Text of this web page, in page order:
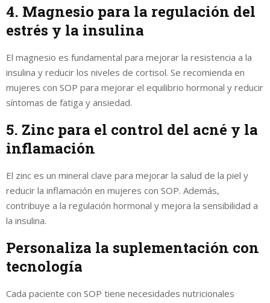
4. Magnesio para la regulación del
estrés y la insulina
El magnesio es fundamental para mejorar la resistencia a la
insulina y reducir los niveles de cortisol. Se recomienda en
mujeres con SOP para mejorar el equilibrio hormonal y reducir
síntomas de fatiga y ansiedad.
5. Zinc para el control del acné y la
inflamación
El zinc es un mineral clave para mejorar la salud de la piel y
reducir la inflamación en mujeres con SOP. Además,
contribuye a la regulación hormonal y mejora la sensibilidad a
la insulina.
Personaliza la suplementación con
tecnología
Cada paciente con SOP tiene necesidades nutricionales